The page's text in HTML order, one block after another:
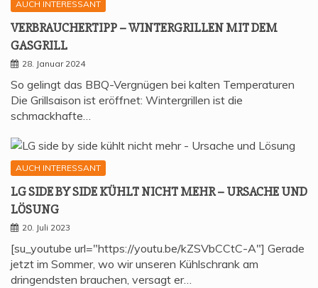
AUCH INTERESSANT
VER­BRAU­CHER­TIPP – WIN­TER­GRIL­LEN MIT DEM
GASGRILL
28. Januar 2024
So gelingt das BBQ-Vergnügen bei kalten Temperaturen
Die Grillsaison ist eröffnet: Wintergrillen ist die
schmackhafte…
AUCH INTERESSANT
LG SIDE BY SIDE KÜHLT NICHT MEHR – URSA­CHE UND
LÖSUNG
20. Juli 2023
[su_youtube url="https://youtu.be/kZSVbCCtC-A"] Gerade
jetzt im Sommer, wo wir unseren Kühlschrank am
dringendsten brauchen, versagt er…